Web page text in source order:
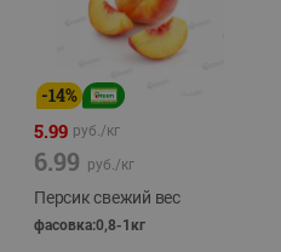
-14%
5.99 руб./кг
6.99 руб./кг
Персик свежий вес
фасовка:0,8-1кг